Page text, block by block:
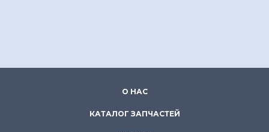
О НАС
КАТАЛОГ ЗАПЧАСТЕЙ